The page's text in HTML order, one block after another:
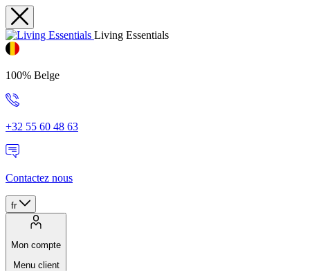
Living Essentials
100% Belge
+32 55 60 48 63
Contactez nous
fr
Mon compte
Menu client